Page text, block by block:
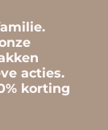
acties.
korting